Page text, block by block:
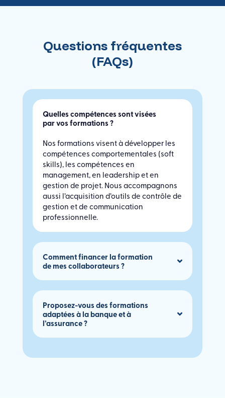
Questions fréquentes
(FAQs)
Quelles compétences sont visées
par vos formations ?
Nos formations visent à développer les
compétences comportementales (soft
skills), les compétences en
management, en leadership et en
gestion de projet. Nous accompagnons
aussi l’acquisition d’outils de contrôle de
gestion et de communication
professionnelle.
Comment financer la formation
de mes collaborateurs ?
Proposez-vous des formations
adaptées à la banque et à
l’assurance ?